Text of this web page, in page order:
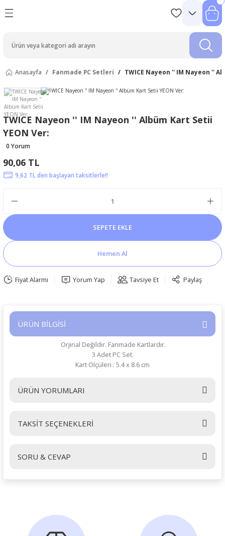
Anasayfa Fanmade PC Setleri TWICE Nayeon '' IM Nayeon ''
TWICE Nayeon '' IM Nayeon '' Albüm Kart Setii
YEON Ver:
0 Yorum
90,06 TL
9,62 TL den başlayan taksitlerle!!
SEPETE EKLE
Hemen Al
Fiyat Alarmı Yorum Yap Tavsiye Et Paylaş
ÜRÜN BİLGİSİ
Orjinal Değildir. Fanmade Kartlardır.
3 Adet PC Set.
Kart Ölçüleri : 5.4 x 8.6 cm
ÜRÜN YORUMLARI
Bu ürüne ilk yorumu siz yapın!
TAKSİT SEÇENEKLERİ
SORU & CEVAP